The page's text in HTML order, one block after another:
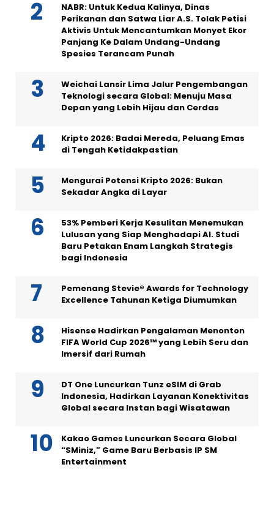
NABR: Untuk Kedua Kalinya, Dinas
Perikanan dan Satwa Liar A.S. Tolak Petisi
Aktivis Untuk Mencantumkan Monyet Ekor
Panjang Ke Dalam Undang-Undang
Spesies Terancam Punah
Weichai Lansir Lima Jalur Pengembangan
Teknologi secara Global: Menuju Masa
Depan yang Lebih Hijau dan Cerdas
Kripto 2026: Badai Mereda, Peluang Emas
di Tengah Ketidakpastian
Mengurai Potensi Kripto 2026: Bukan
Sekadar Angka di Layar
53% Pemberi Kerja Kesulitan Menemukan
Lulusan yang Siap Menghadapi AI. Studi
Baru Petakan Enam Langkah Strategis
bagi Indonesia
Pemenang Stevie® Awards for Technology
Excellence Tahunan Ketiga Diumumkan
Hisense Hadirkan Pengalaman Menonton
FIFA World Cup 2026™ yang Lebih Seru dan
Imersif dari Rumah
DT One Luncurkan Tunz eSIM di Grab
Indonesia, Hadirkan Layanan Konektivitas
Global secara Instan bagi Wisatawan
Kakao Games Luncurkan Secara Global
“SMiniz,” Game Baru Berbasis IP SM
Entertainment